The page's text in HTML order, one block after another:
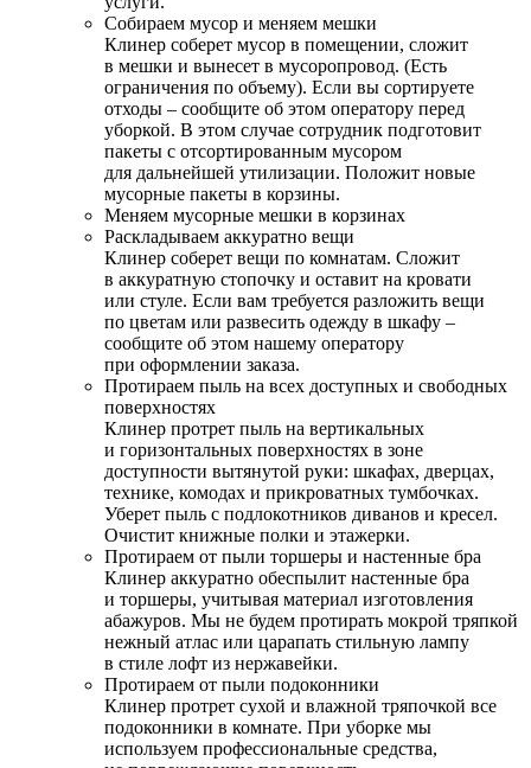
Собираем мусор и меняем мешки
Клинер соберет мусор в помещении, сложит
в мешки и вынесет в мусоропровод. (Есть
ограничения по объему). Если вы сортируете
отходы – сообщите об этом оператору перед
уборкой. В этом случае сотрудник подготовит
пакеты с отсортированным мусором
для дальнейшей утилизации. Положит новые
мусорные пакеты в корзины.
Меняем мусорные мешки в корзинах
Раскладываем аккуратно вещи
Клинер соберет вещи по комнатам. Сложит
в аккуратную стопочку и оставит на кровати
или стуле. Если вам требуется разложить вещи
по цветам или развесить одежду в шкафу –
сообщите об этом нашему оператору
при оформлении заказа.
Протираем пыль на всех доступных и свободных
поверхностях
Клинер протрет пыль на вертикальных
и горизонтальных поверхностях в зоне
доступности вытянутой руки: шкафах, дверцах,
технике, комодах и прикроватных тумбочках.
Уберет пыль с подлокотников диванов и кресел.
Очистит книжные полки и этажерки.
Протираем от пыли торшеры и настенные бра
Клинер аккуратно обеспылит настенные бра
и торшеры, учитывая материал изготовления
абажуров. Мы не будем протирать мокрой тряпкой
нежный атлас или царапать стильную лампу
в стиле лофт из нержавейки.
Протираем от пыли подоконники
Клинер протрет сухой и влажной тряпочкой все
подоконники в комнате. При уборке мы
используем профессиональные средства,